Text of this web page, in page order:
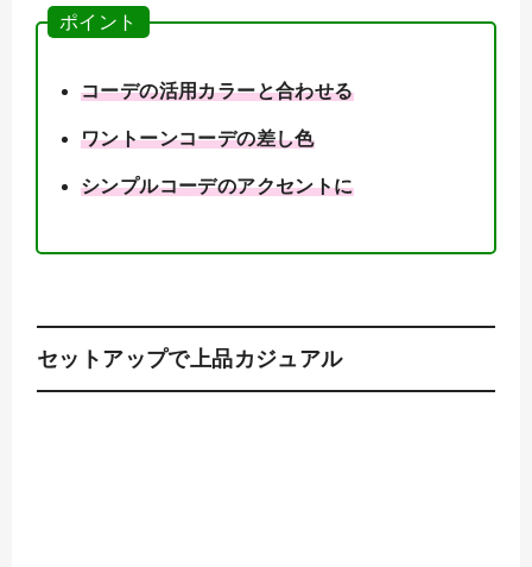
ポイント
コーデの活用カラーと合わせる
ワントーンコーデの差し色
シンプルコーデのアクセントに
セットアップで上品カジュアル